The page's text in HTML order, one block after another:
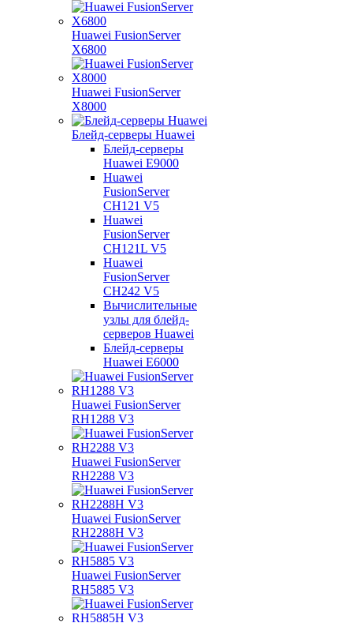
Huawei FusionServer
X6800
Huawei FusionServer
X8000
Блейд-серверы Huawei
Блейд-серверы
Huawei E9000
Huawei
FusionServer
CH121 V5
Huawei
FusionServer
CH121L V5
Huawei
FusionServer
CH242 V5
Вычислительные
узлы для блейд-
серверов Huawei
Блейд-серверы
Huawei E6000
Huawei FusionServer
RH1288 V3
Huawei FusionServer
RH2288 V3
Huawei FusionServer
RH2288H V3
Huawei FusionServer
RH5885 V3